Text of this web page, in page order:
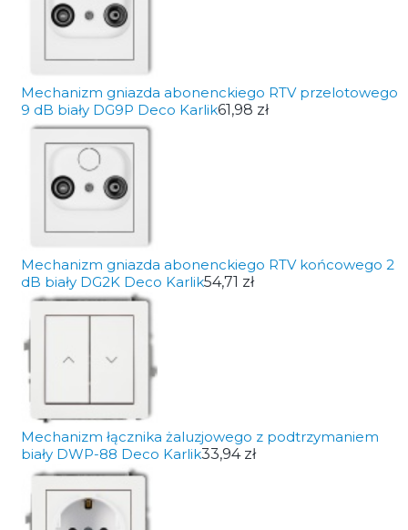
Mechanizm gniazda abonenckiego RTV przelotowego
9 dB biały DG9P Deco Karlik61,98 zł
Mechanizm gniazda abonenckiego RTV końcowego 2
dB biały DG2K Deco Karlik54,71 zł
Mechanizm łącznika żaluzjowego z podtrzymaniem
biały DWP-88 Deco Karlik33,94 zł